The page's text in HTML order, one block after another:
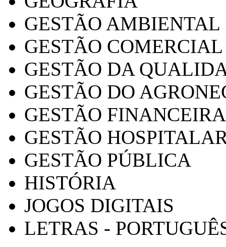
GESTÃO AMBIENTAL
GESTÃO COMERCIAL
GESTÃO DA
GESTÃO DO
GESTÃO FINANCEIRA
GESTÃO
GESTÃO PÚBLICA
HISTÓRIA
JOGOS DIGITAIS
LETRAS -